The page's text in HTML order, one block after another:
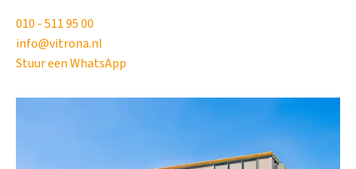
010 - 511 95 00
info@vitrona.nl
Stuur een WhatsApp